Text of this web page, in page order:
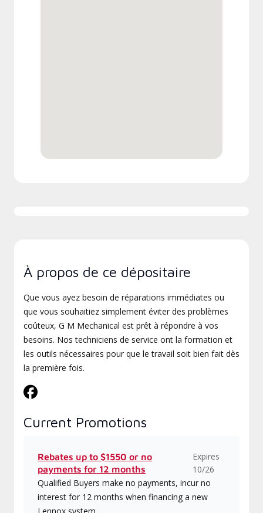
À propos de ce dépositaire
Que vous ayez besoin de réparations immédiates ou
que vous souhaitiez simplement éviter des problèmes
coûteux, G M Mechanical est prêt à répondre à vos
besoins. Nos techniciens de service ont la formation et
les outils nécessaires pour que le travail soit bien fait dès
la première fois.
Current Promotions
Rebates up to $1550 or no
payments for 12 months
Expires
10/26
Qualified Buyers make no payments, incur no
interest for 12 months when financing a new